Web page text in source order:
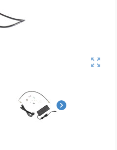
zoom_out_map
chevron_right